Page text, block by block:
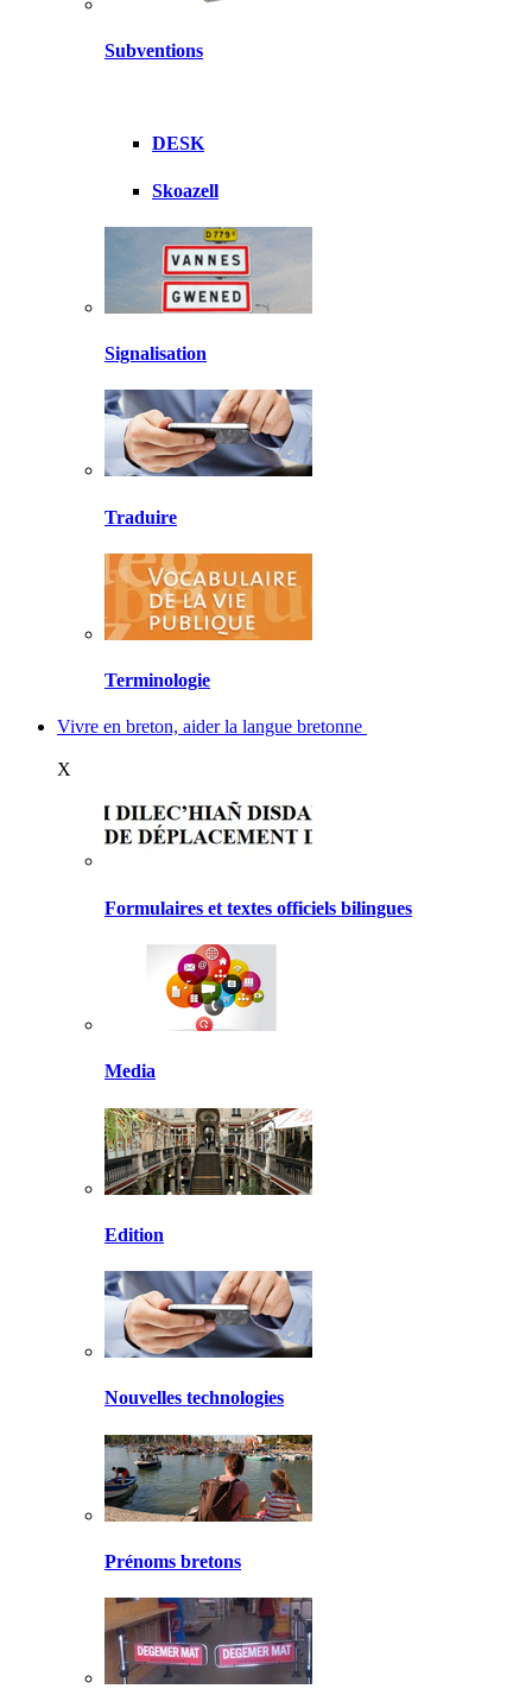
Subventions
DESK
Skoazell
Signalisation
Traduire
Terminologie
Vivre en breton, aider la langue bretonne
X
Formulaires et textes officiels bilingues
Media
Edition
Nouvelles technologies
Prénoms bretons